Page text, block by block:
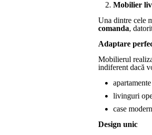
Mobilier
Una dintre cele
comanda,
Adaptare
Mobilierul
indiferent dacă
livinguri
case
Design unic